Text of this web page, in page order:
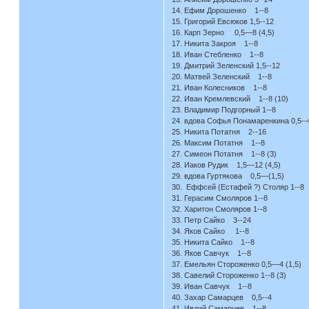
14. Ефим Дорошенко 1--8
15. Григорий Евсюков 1,5--12
16. Карп Зерно 0,5—8 (4,5)
17. Никита Закроя 1--8
18. Иван Стебленко 1--8
19. Дмитрий Зеленский 1,5--12
20. Матвей Зеленский 1--8
21. Иван Колесников 1--8
22. Иван Кремлевский 1--8 (10)
23. Владимир Подгорный 1--8
24. вдова Софья Понамаренкина 0,5--
25. Никита Потатня 2--16
26. Максим Потатня 1--8
27. Симеон Потатня 1--8 (3)
28. Иаков Рудик 1,5—12 (4,5)
29. вдова Гуртякова 0,5—(1,5)
30. Еффсей (Естафей ?) Столяр 1--8
31. Герасим Смоляров 1--8
32. Харитон Смоляров 1--8
33. Петр Сайко 3--24
34. Яков Сайко 1--8
35. Никита Сайко 1--8
36. Яков Савчук 1--8
37. Емельян Стороженко 0,5—4 (1,5)
38. Савелий Стороженко 1--8 (3)
39. Иван Савчук 1--8
40. Захар Самарцев 0,5--4